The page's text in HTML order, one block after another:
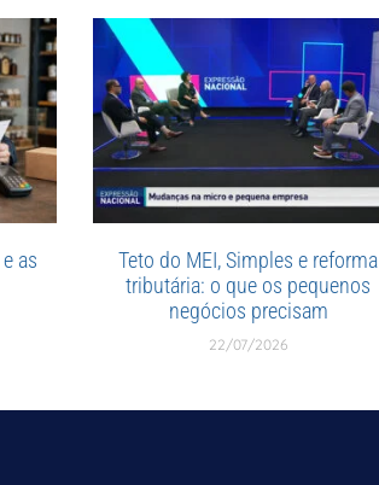
as
Teto do MEI, Simples e reforma
tributária: o que os pequenos
negócios precisam
22/07/2026